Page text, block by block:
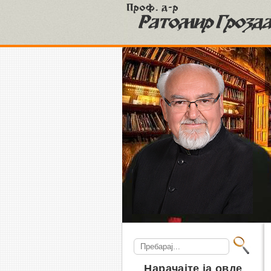
Search
for:
Нарачајте ја овде